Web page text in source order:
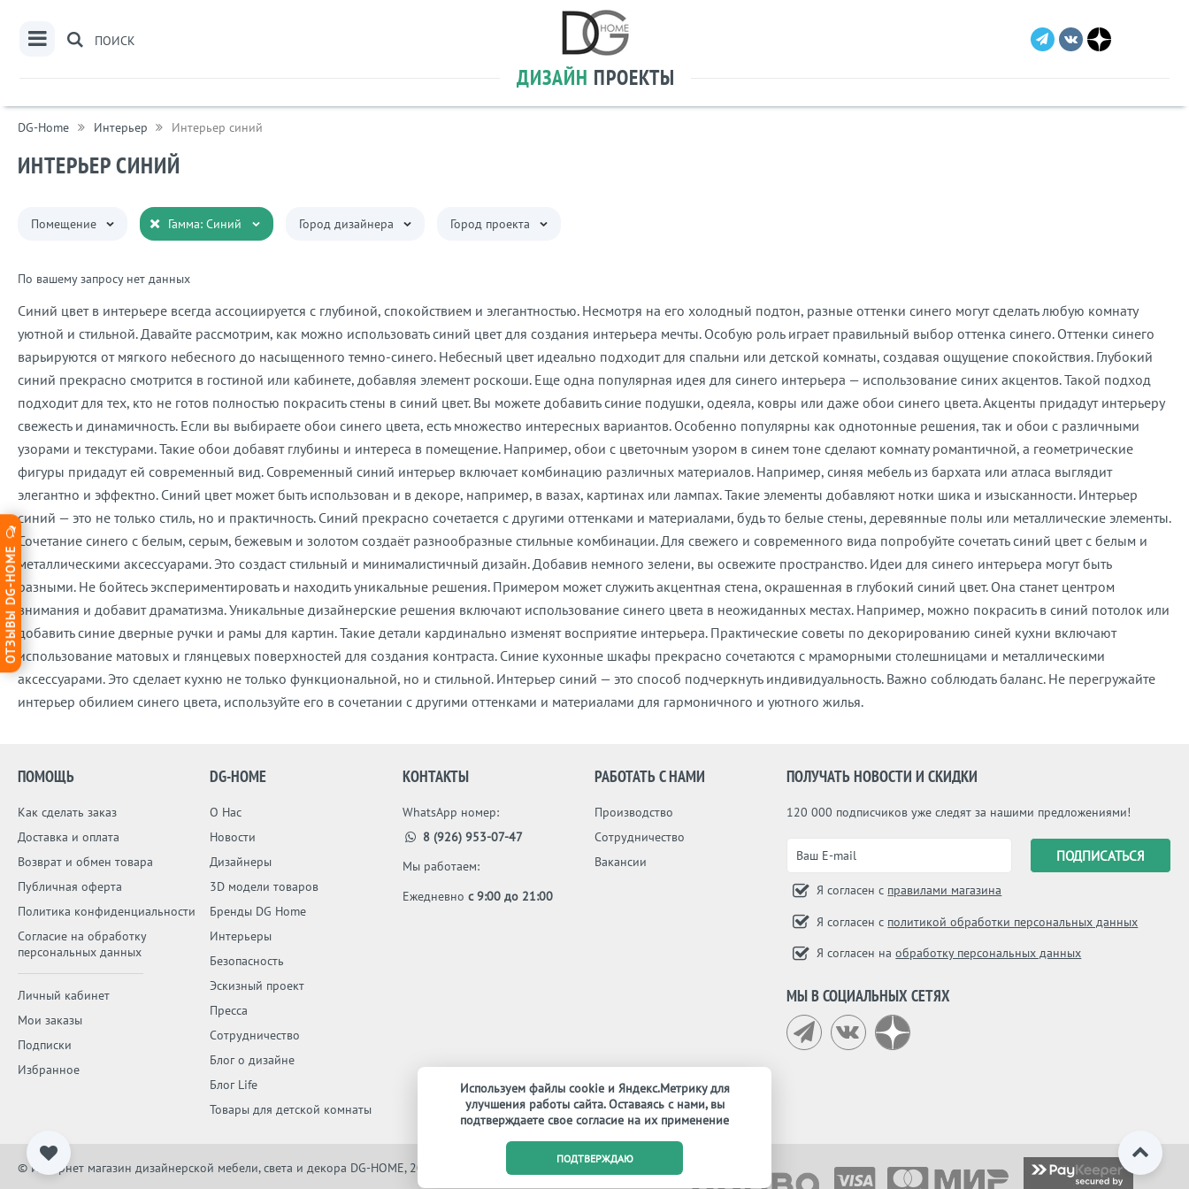
ОТЗЫВЫ DG-HOME
ПОИСК
ДИЗАЙН ПРОЕКТЫ
DG-Home Интерьер Интерьер синий
ИНТЕРЬЕР СИНИЙ
Помещение × Гамма: Синий Город дизайнера Город проекта
По вашему запросу нет данных
Синий цвет в интерьере всегда ассоциируется с глубиной, спокойствием и элегантностью. Несмотря на его холодный подтон, разные оттенки синего могут сделать любую комнату
уютной и стильной. Давайте рассмотрим, как можно использовать синий цвет для создания интерьера мечты. Особую роль играет правильный выбор оттенка синего. Оттенки синего
варьируются от мягкого небесного до насыщенного темно-синего. Небесный цвет идеально подходит для спальни или детской комнаты, создавая ощущение спокойствия. Глубокий
синий прекрасно смотрится в гостиной или кабинете, добавляя элемент роскоши. Еще одна популярная идея для синего интерьера — использование синих акцентов. Такой подход
подходит для тех, кто не готов полностью покрасить стены в синий цвет. Вы можете добавить синие подушки, одеяла, ковры или даже обои синего цвета. Акценты придадут интерьеру
свежесть и динамичность. Если вы выбираете обои синего цвета, есть множество интересных вариантов. Особенно популярны как однотонные решения, так и обои с различными
узорами и текстурами. Такие обои добавят глубины и интереса в помещение. Например, обои с цветочным узором в синем тоне сделают комнату романтичной, а геометрические
фигуры придадут ей современный вид. Современный синий интерьер включает комбинацию различных материалов. Например, синяя мебель из бархата или атласа выглядит
элегантно и эффектно. Синий цвет может быть использован и в декоре, например, в вазах, картинах или лампах. Такие элементы добавляют нотки шика и изысканности. Интерьер
синий — это не только стиль, но и практичность. Синий прекрасно сочетается с другими оттенками и материалами, будь то белые стены, деревянные полы или металлические элементы.
Сочетание синего с белым, серым, бежевым и золотом создаёт разнообразные стильные комбинации. Для свежего и современного вида попробуйте сочетать синий цвет с белым и
металлическими аксессуарами. Это создаст стильный и минималистичный дизайн. Добавив немного зелени, вы освежите пространство. Идеи для синего интерьера могут быть
разными. Не бойтесь экспериментировать и находить уникальные решения. Примером может служить акцентная стена, окрашенная в глубокий синий цвет. Она станет центром
внимания и добавит драматизма. Уникальные дизайнерские решения включают использование синего цвета в неожиданных местах. Например, можно покрасить в синий потолок или
добавить синие дверные ручки и рамы для картин. Такие детали кардинально изменят восприятие интерьера. Практические советы по декорированию синей кухни включают
использование матовых и глянцевых поверхностей для создания контраста. Синие кухонные шкафы прекрасно сочетаются с мраморными столешницами и металлическими
аксессуарами. Это сделает кухню не только функциональной, но и стильной. Интерьер синий — это способ подчеркнуть индивидуальность. Важно соблюдать баланс. Не перегружайте
интерьер обилием синего цвета, используйте его в сочетании с другими оттенками и материалами для гармоничного и уютного жилья.
ПОЛУЧАТЬ НОВОСТИ И СКИДКИ
120 000 подписчиков уже следят за нашими предложениями!
Я согласен с правилами магазина
Я согласен с политикой обработки персональных данных
Я согласен наобработку персональных данных
МЫ В СОЦИАЛЬНЫХ СЕТЯХ
ПОМОЩЬ
Как сделать заказ
Доставка и оплата
Возврат и обмен товара
Публичная оферта
Политика конфиденциальности
Согласие на обработку
персональных данных
Личный кабинет
Мои заказы
Подписки
Избранное
DG-HOME
О Нас
Новости
Дизайнеры
3D модели товаров
Бренды DG Home
Интерьеры
Безопасность
Эскизный проект
Пресса
Сотрудничество
Блог о дизайне
Блог Life
Товары для детской комнаты
КОНТАКТЫ
WhatsApp номер:
8 (926) 953-07-47
Мы работаем:
Ежедневно с 9:00 до 21:00
РАБОТАТЬ С НАМИ
Производство
Сотрудничество
Вакансии
© Интернет магазин дизайнерской мебели, света и декора DG-HOME, 2012-2026. Все права защищены
Используем файлы cookie и Яндекс.Метрику для
улучшения работы сайта. Оставаясь с нами, вы
подтверждаете свое согласие на их применение
ПОДТВЕРЖДАЮ